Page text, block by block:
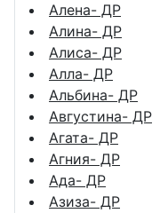
Алена- ДР
Алина- ДР
Алиса- ДР
Алла- ДР
Альбина- ДР
Августина- ДР
Агата- ДР
Агния- ДР
Ада- ДР
Азиза- ДР